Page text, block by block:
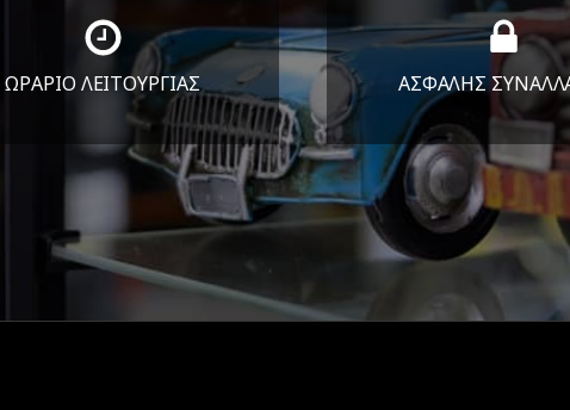
ΩΡΑΡΙΟ ΛΕΙΤΟΥΡΓΙΑΣ
ΔΕΥ-ΠΑΡ 8:30-17:30
ΑΣΦΑΛΗΣ
Εγγυόμαστε την
των συναλλαγών